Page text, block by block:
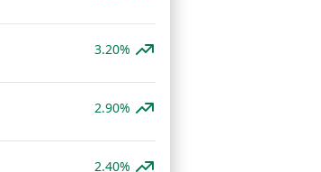
3.20%
2.90%
2.40%